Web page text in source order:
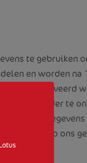
te gebruiken
en worden na
gearchiveerd
klacht verder te
van
op ons